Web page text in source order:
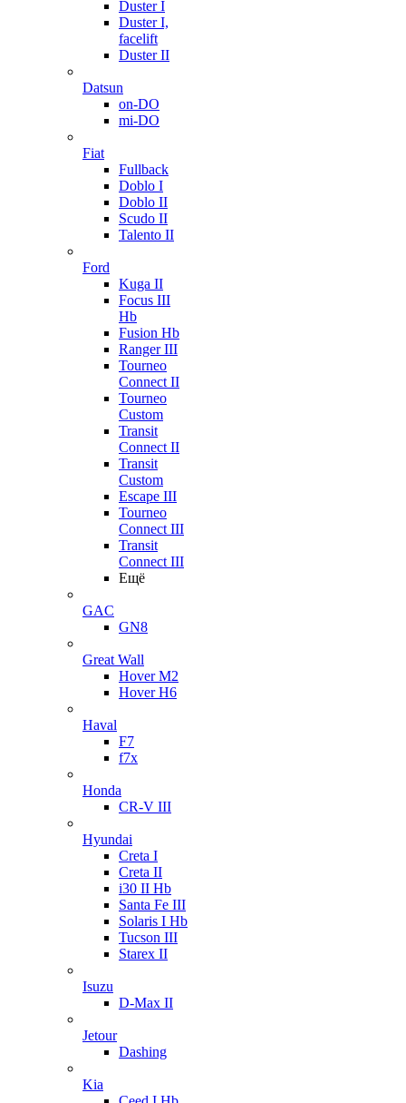
Duster I
Duster I,
facelift
Duster II
Datsun
on-DO
mi-DO
Fiat
Fullback
Doblo I
Doblo II
Scudo II
Talento II
Ford
Kuga II
Focus III
Hb
Fusion Hb
Ranger III
Tourneo
Connect II
Tourneo
Custom
Transit
Connect II
Transit
Custom
Escape III
Tourneo
Connect III
Transit
Connect III
Ещё
GAC
GN8
Great Wall
Hover M2
Hover H6
Haval
F7
f7x
Honda
CR-V III
Hyundai
Creta I
Creta II
i30 II Hb
Santa Fe III
Solaris I Hb
Tucson III
Starex II
Isuzu
D-Max II
Jetour
Dashing
Kia